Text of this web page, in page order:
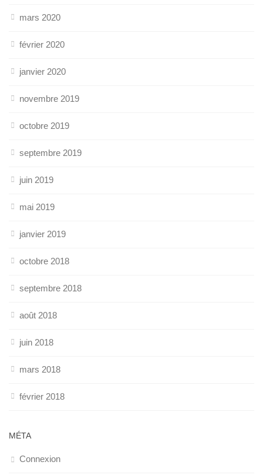
mars 2020
février 2020
janvier 2020
novembre 2019
octobre 2019
septembre 2019
juin 2019
mai 2019
janvier 2019
octobre 2018
septembre 2018
août 2018
juin 2018
mars 2018
février 2018
MÉTA
Connexion